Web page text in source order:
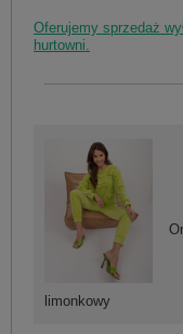
Oferujemy sprzedaż
hurtowni.
limonkowy